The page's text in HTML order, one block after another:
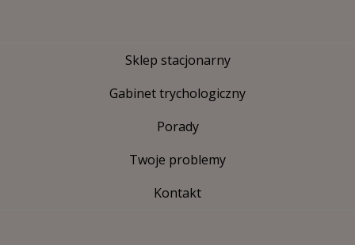
Sklep stacjonarny
Gabinet trychologiczny
Porady
Twoje problemy
Kontakt